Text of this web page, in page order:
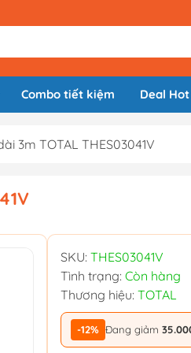
Combo tiết kiệm Deal Hot
3m TOTAL THES03041V
SKU: THES03041V
Tình trạng: Còn hàng
Thương hiệu: TOTAL
-12% Đang giảm